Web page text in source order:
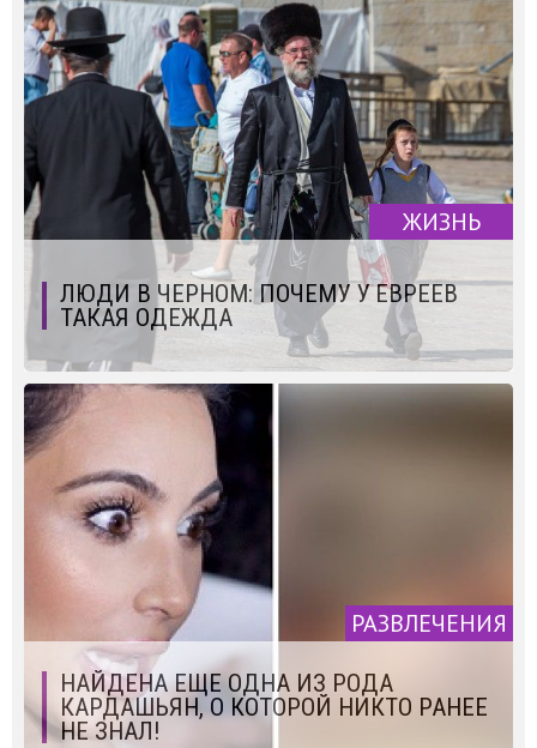
ЖИЗНЬ
ЛЮДИ В ЧЕРНОМ: ПОЧЕМУ У ЕВРЕЕВ
ТАКАЯ ОДЕЖДА
РАЗВЛЕЧЕНИЯ
НАЙДЕНА ЕЩЕ ОДНА ИЗ РОДА
КАРДАШЬЯН, О КОТОРОЙ НИКТО РАНЕЕ
НЕ ЗНАЛ!